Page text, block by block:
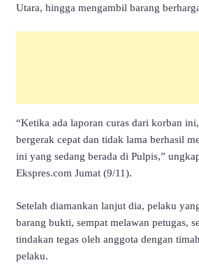
Utara, hingga mengambil barang
“Ketika ada laporan curas dari korban
bergerak cepat dan tidak lama berhasil
ini yang sedang berada di Pulpis,”
Ekspres.com Jumat (9/11).
Setelah diamankan lanjut dia, pelaku
barang bukti, sempat melawan petugas,
tindakan tegas oleh anggota dengan
pelaku.